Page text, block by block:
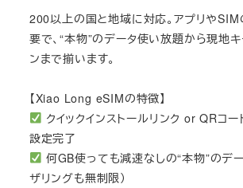
200以上の国と地域に対応。アプリや
要で、“本物”のデータ使い放題から現地
ンまで揃います。
【Xiao Long eSIMの特徴】
クイックインストールリンク or QRコ
設定完了
何GB使っても減速なしの“本物”のデ
ザリングも無制限）